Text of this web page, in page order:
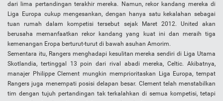
dari lima pertandingan terakhir mereka. Namun, rekor kandang mereka di
Liga Europa cukup mengesankan, dengan hanya satu kekalahan sebagai
tuan rumah dalam kompetisi tersebut sejak Maret 2012. United akan
berusaha memanfaatkan rekor kandang yang kuat ini dan meraih tiga
kemenangan Eropa berturut-turut di bawah asuhan Amorim.
Sementara itu, Rangers menghadapi kesulitan mereka sendiri di Liga Utama
Skotlandia, tertinggal 13 poin dari rival abadi mereka, Celtic. Akibatnya,
manajer Philippe Clement mungkin memprioritaskan Liga Europa, tempat
Rangers juga menempati posisi delapan besar. Clement telah menstabilkan
tim dengan tujuh pertandingan tak terkalahkan di semua kompetisi, tetapi